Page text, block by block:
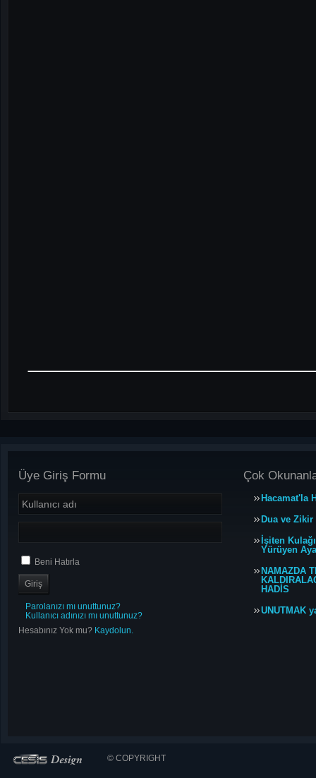
Üye Giriş Formu
Beni Hatırla
Parolanızı mı unuttunuz?
Kullanıcı adınızı mı unuttunuz?
Hesabınız Yok mu? Kaydolun.
Çok
Hacamat'la
Dua ve
İşiten
Yürüyen
NAMAZDA
HADİS
UNUTMAK
© COPYRIGHT